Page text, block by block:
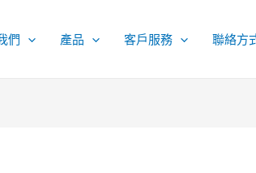
們 產品 客戶服務 聯絡方